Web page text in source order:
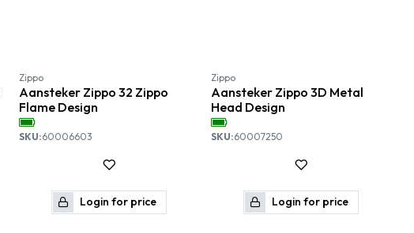
Zippo
Aansteker Zippo 32 Zippo
Flame Design
SKU:60006603
Login for price
Zippo
Aansteker Zippo 3D Metal
Head Design
SKU:60007250
Login for price